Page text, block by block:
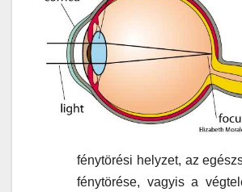
fénytörési helyzet, az
fénytörése, vagyis a